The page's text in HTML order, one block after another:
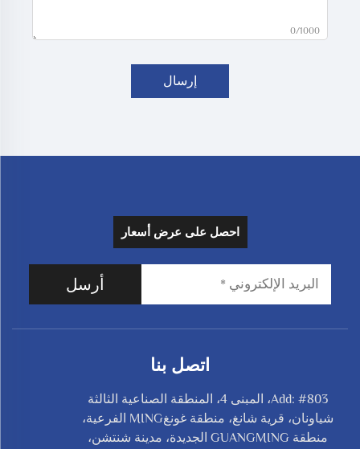
0/1000
إرسال
احصل على عرض أسعار
أرسل
اتصل بنا
Add: #803، المبنى 4، المنطقة الصناعية الثالثة
شياونان، قرية شانغ، منطقة غونغMING الفرعية،
منطقة GUANGMING الجديدة، مدينة شنتشن،